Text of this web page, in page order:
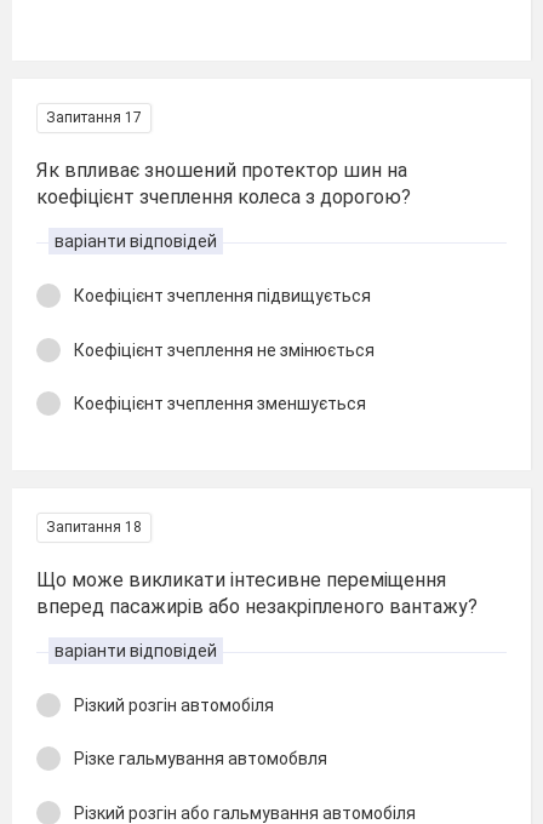
Запитання 17
Як впливає зношений протектор шин на
коефіцієнт зчеплення колеса з дорогою?
варіанти відповідей
Коефіцієнт зчеплення підвищується
Коефіцієнт зчеплення не змінюється
Коефіцієнт зчеплення зменшується
Запитання 18
Що може викликати інтесивне переміщення
вперед пасажирів або незакріпленого вантажу?
варіанти відповідей
Різкий розгін автомобіля
Різке гальмування автомобвля
Різкий розгін або гальмування автомобіля